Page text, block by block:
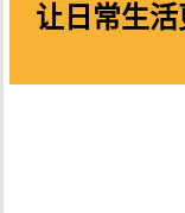
让日常生